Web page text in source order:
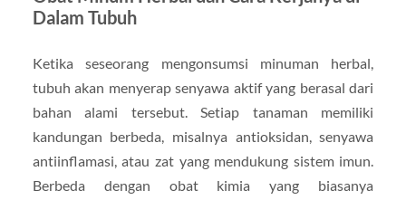
Dalam Tubuh
Ketika seseorang mengonsumsi minuman herbal,
tubuh akan menyerap senyawa aktif yang berasal dari
bahan alami tersebut. Setiap tanaman memiliki
kandungan berbeda, misalnya antioksidan, senyawa
antiinflamasi, atau zat yang mendukung sistem imun.
Berbeda dengan obat kimia yang biasanya